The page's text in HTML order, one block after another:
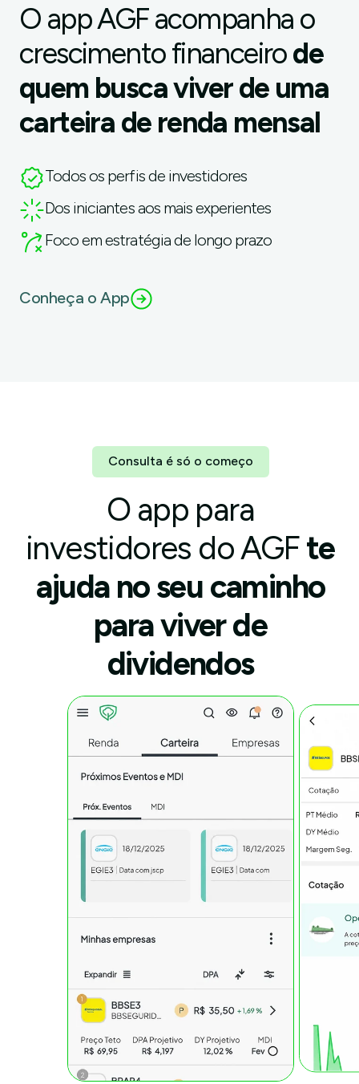
O app AGF acompanha o
crescimento financeirode
quem busca viver de uma
carteira de renda mensal
Todos os perfis de investidores
Dos iniciantes aos mais experientes
Foco em estratégia de longo prazo
Conheça o App
Consulta é só o começo
O app para
investidores do AGFte
ajuda no seu caminho
para viver de
dividendos